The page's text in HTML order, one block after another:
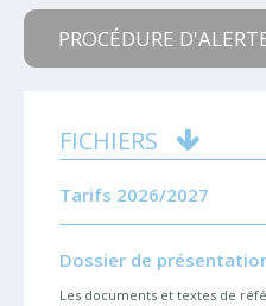
PROCÉDURE
FICHIERS
Tarifs 2026/2027
Dossier de
Les documents et textes de